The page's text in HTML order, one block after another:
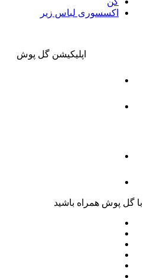
اکسسوری لباس زیر
اپلیکیشن گل پوش
با گل پوش همراه باشید